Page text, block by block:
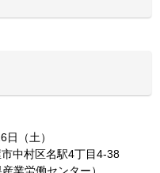
日（土）
中村区名駅4丁目4-38